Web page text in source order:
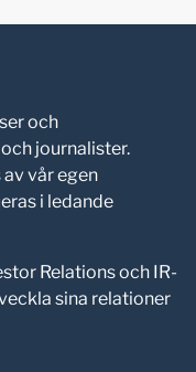
och
journalister.
vår egen
i ledande
Relations och IR-
sina relationer